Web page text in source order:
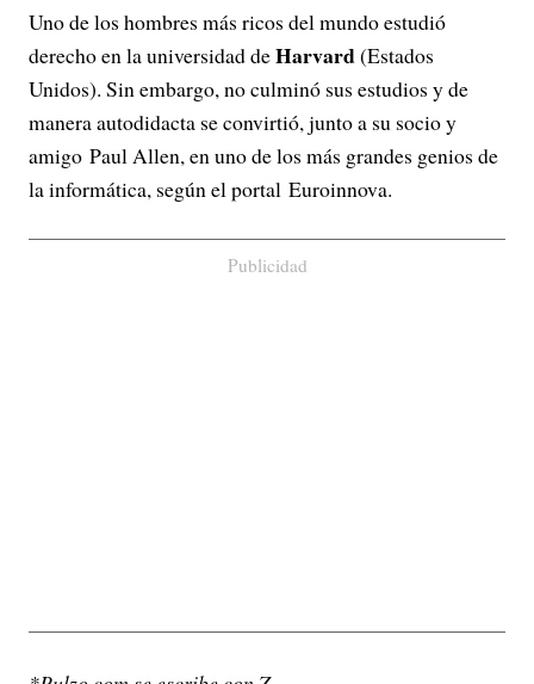
Uno de los hombres más ricos del mundo estudió
derecho en la universidad deHarvard(Estados
Unidos). Sin embargo, no culminó sus estudios y de
manera autodidacta se convirtió, junto a su socio y
amigo Paul Allen, en uno de los más grandes genios de
la informática, según el portal Euroinnova.
Publicidad